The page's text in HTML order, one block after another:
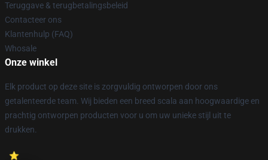
Teruggave & terugbetalingsbeleid
Contacteer ons
Klantenhulp (FAQ)
Whosale
Onze winkel
Elk product op deze site is zorgvuldig ontworpen door ons
getalenteerde team. Wij bieden een breed scala aan hoogwaardige en
prachtig ontworpen producten voor u om uw unieke stijl uit te
drukken.